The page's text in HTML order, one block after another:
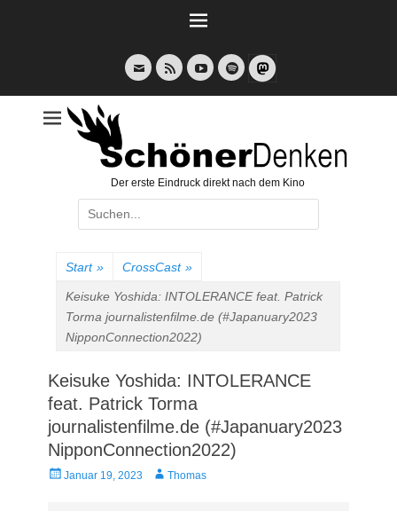
E-
Mail
Feed YouTubeSpotify
Der erste Eindruck direkt nach dem Kino
Suche
nach:
Start » CrossCast »
Keisuke Yoshida: INTOLERANCE feat. Patrick
Torma journalistenfilme.de (#Japanuary2023
NipponConnection2022)
Keisuke Yoshida: INTOLERANCE
feat. Patrick Torma
journalistenfilme.de (#Japanuary2023
NipponConnection2022)
Veröffentlicht
Januar 19, 2023 AutorThomas